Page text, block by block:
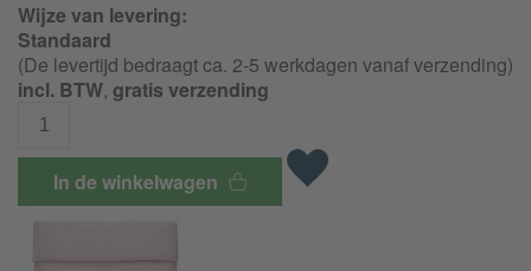
Wijze van levering:
Standaard
(De levertijd bedraagt ca. 2-5 werkdagen vanaf verzending)
incl. BTW, gratis verzending
In de winkelwagen